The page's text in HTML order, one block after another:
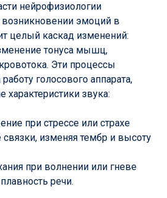
нейрофизиологии
эмоций в
целый каскад изменений:
тонуса мышц,
Эти процессы
голосового аппарата,
характеристики звука:
при стрессе или страхе
изменяя тембр и высоту
при волнении или гневе
речи.